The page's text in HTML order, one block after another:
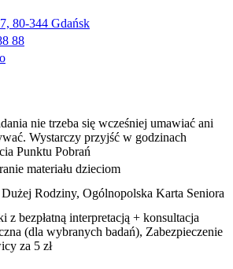
80-344 Gdańsk
88
nie trzeba się wcześniej umawiać ani
Wystarczy przyjść w godzinach
Punktu Pobrań
materiału dzieciom
Rodziny, Ogólnopolska Karta Seniora
z bezpłatną interpretacją + konsultacja
(dla wybranych badań), Zabezpieczenie
za 5 zł